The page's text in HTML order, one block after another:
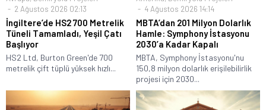
2 Ağustos 2026 02:13
İngiltere’de HS2 700 Metrelik
Tüneli Tamamladı, Yeşil Çatı
Başlıyor
HS2 Ltd, Burton Green'de 700
metrelik çift tüplü yüksek hızlı...
4 Ağustos 2026 14:14
MBTA’dan 201 Milyon Dolarlık
Hamle: Symphony İstasyonu
2030’a Kadar Kapalı
MBTA, Symphony İstasyonu'nu
150,8 milyon dolarlık erişilebilirlik
projesi için 2030...